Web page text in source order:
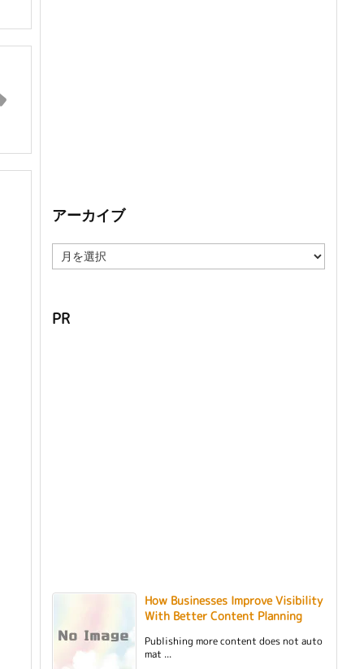
アーカイブ
ー
ブ
PR
How Businesses Improve Visibility
With Better Content Planning
Publishing more content does not auto
mat ...